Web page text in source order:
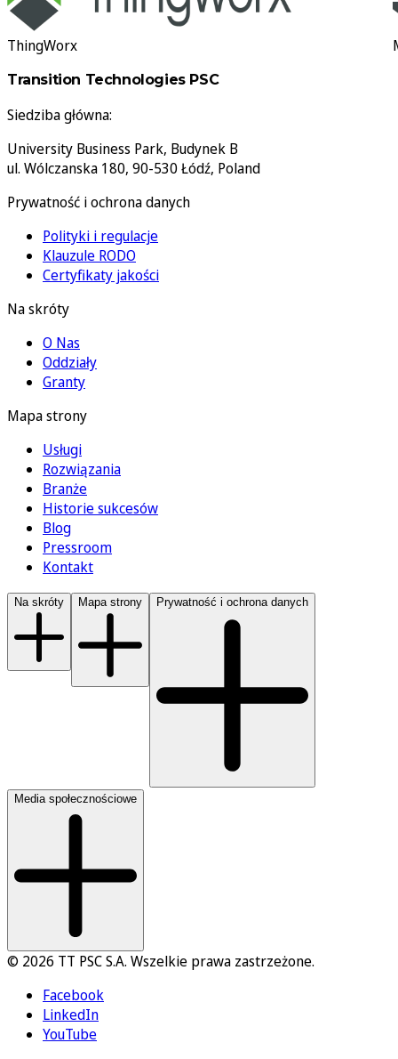
ThingWorx
Transition Technologies PSC
Siedziba główna:
University Business Park, Budynek B
ul. Wólczanska 180, 90-530 Łódź, Poland
Prywatność i ochrona danych
Polityki i regulacje
Klauzule RODO
Certyfikaty jakości
Na skróty
O Nas
Oddziały
Granty
Mapa strony
Usługi
Rozwiązania
Branże
Historie sukcesów
Blog
Pressroom
Kontakt
Na skróty Mapa strony Prywatność i ochrona danych
Media społecznościowe
© 2026 TT PSC S.A. Wszelkie prawa zastrzeżone.
Facebook
LinkedIn
YouTube